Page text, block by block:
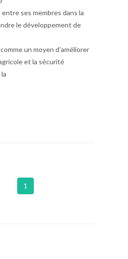
ses membres dans la
le développement de
un moyen d’améliorer
et la sécurité
1